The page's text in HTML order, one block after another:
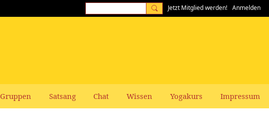
Jetzt Mitglied werden! Anmelden
Gruppen Satsang Chat Wissen Yogakurs Impressum